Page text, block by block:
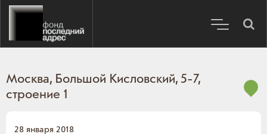
Москва, Большой Кисловский, 5-7,
строение 1
28 января 2018